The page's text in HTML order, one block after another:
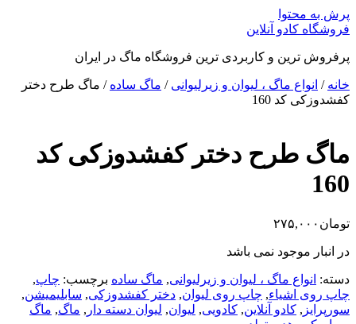
پرش به محتوا
فروشگاه کادو آنلاین
پرفروش ترین و کاربردی ترین فروشگاه ماگ در ایران
خانه / انواع ماگ ، لیوان و زیرلیوانی / ماگ ساده / ماگ طرح دختر
کفشدوزکی کد 160
ماگ طرح دختر کفشدوزکی کد
160
تومان ۲۷۵,۰۰۰
در انبار موجود نمی باشد
دسته: انواع ماگ ، لیوان و زیرلیوانی, ماگ ساده برچسب: چاپ,
چاپ روی اشیاء, چاپ روی لیوان, دختر کفشدوزکی, سابلیمیشن,
سورپرایز , کادو آنلاین, کادویی, لیوان, لیوان دسته دار , ماگ, ماگ